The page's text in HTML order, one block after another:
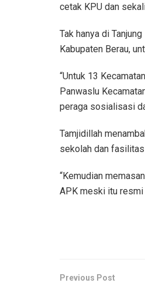
cetak KPU dan
Tak hanya di
Kabupaten Berau,
“Untuk 13
Panwaslu
peraga sosialisasi
Tamjidillah
sekolah dan
“Kemudian
APK meski itu resmi
Previous Post